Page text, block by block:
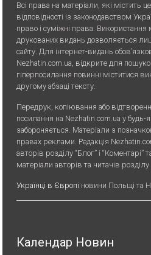
Всі права на матеріали, які містить
відповідності із законодавством
право і суміжні права.
друкованих видань дозволяється
сайту. Для iнтернет-видань
Nezhatin.com.ua, відкрите для
гіперпосилання повинні міститися
другому абзаці тексту.
Передрук, копiювання або
посилання на Nezhatin.com.ua у
забороняється. Матеріали з
правах реклами. Редакція
авторів розділу “Блог” і “Коментарі”
матеріали авторів та читачів розділу
Українці в Європі новини Польщі та
Календар Новин